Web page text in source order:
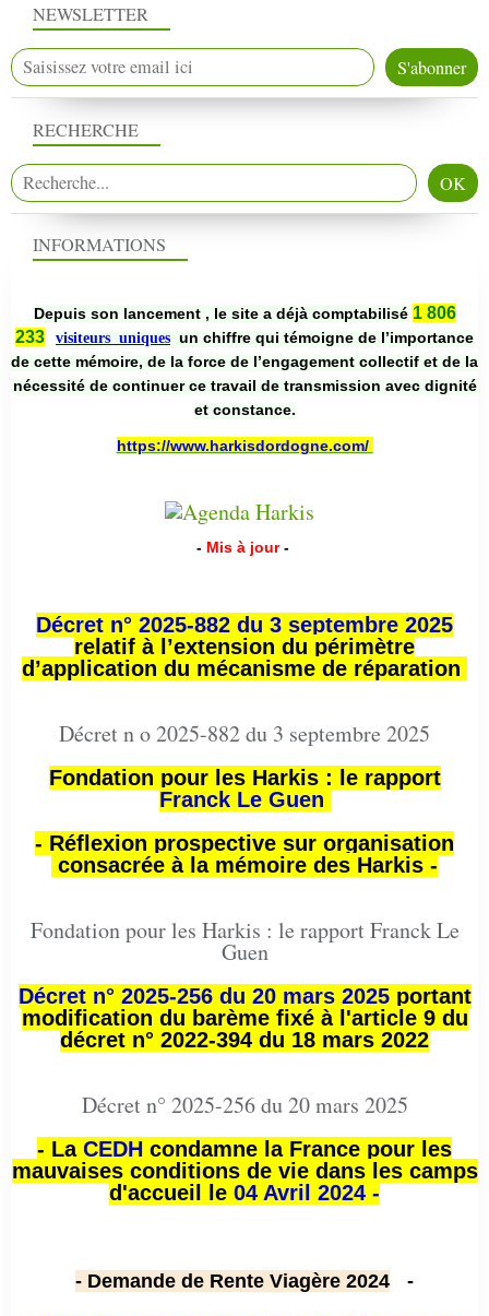
NEWSLETTER
RECHERCHE
INFORMATIONS
Depuis son lancement , le site a déjà comptabilisé 1 806
233
visiteurs uniques un chiffre qui témoigne de l’importance
de cette mémoire, de la force de l’engagement collectif et de la
nécessité de continuer ce travail de transmission avec dignité
et constance.
https://www.harkisdordogne.com/
- Mis à jour -
Décret n° 2025-882 du 3 septembre 2025
relatif à l’extension du périmètre
d’application du mécanisme de réparation
Décret n o 2025-882 du 3 septembre 2025
Fondation pour les Harkis : le rapport
Franck Le Guen
- Réflexion prospective sur organisation
consacrée à la mémoire des Harkis -
Fondation pour les Harkis : le rapport Franck Le
Guen
Décret n° 2025-256 du 20 mars 2025portant
modification du barème fixé à l'article 9 du
décret n° 2022-394 du 18 mars 2022
Décret n° 2025-256 du 20 mars 2025
- La CEDH condamne la France pour les
mauvaises conditions de vie dans les camps
d'accueil le 04 Avril 2024 -
- Demande de Rente Viagère 2024 -